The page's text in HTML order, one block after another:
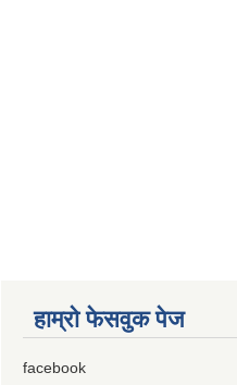
हाम्राे फेसवुक पेज
facebook